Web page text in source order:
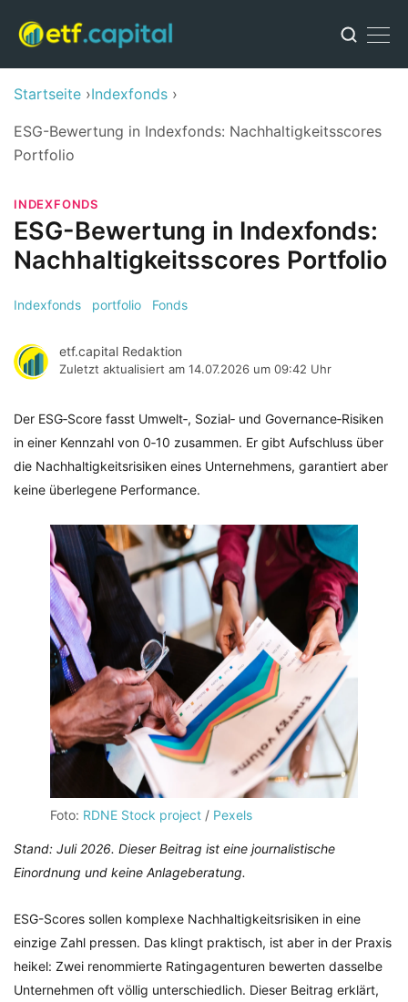
Startseite Indexfonds
ESG-Bewertung in Indexfonds: Nachhaltigkeitsscores
Portfolio
INDEXFONDS
ESG-Bewertung in Indexfonds:
Nachhaltigkeitsscores Portfolio
Indexfonds portfolio Fonds
etf.capital Redaktion
Zuletzt aktualisiert am 14.07.2026 um 09:42 Uhr
Der ESG‑Score fasst Umwelt‑, Sozial‑ und Governance‑Risiken
in einer Kennzahl von 0‑10 zusammen. Er gibt Aufschluss über
die Nachhaltigkeitsrisiken eines Unternehmens, garantiert aber
keine überlegene Performance.
Foto: RDNE Stock project / Pexels
Stand: Juli 2026. Dieser Beitrag ist eine journalistische
Einordnung und keine Anlageberatung.
ESG-Scores sollen komplexe Nachhaltigkeitsrisiken in eine
einzige Zahl pressen. Das klingt praktisch, ist aber in der Praxis
heikel: Zwei renommierte Ratingagenturen bewerten dasselbe
Unternehmen oft völlig unterschiedlich. Dieser Beitrag erklärt,